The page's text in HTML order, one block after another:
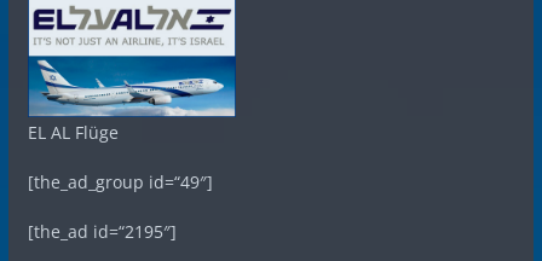
EL AL Flüge
[the_ad_group id=“49″]
[the_ad id=“2195″]